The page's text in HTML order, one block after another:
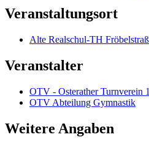
Veranstaltungsort
Alte Realschul-TH
Veranstalter
OTV - Osterather Turnverein
OTV Abteilung Gymnastik
Weitere Angaben